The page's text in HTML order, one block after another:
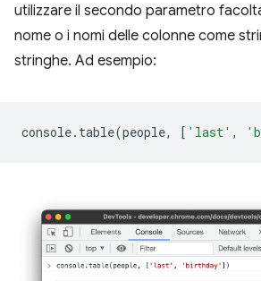
utilizzare il secondo parametro
nome o i nomi delle colonne come
stringhe. Ad esempio:
console. table(people, [ 'last' ,